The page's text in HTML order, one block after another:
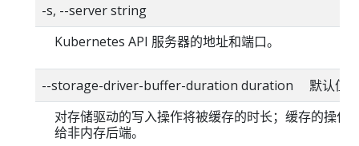
-s, --server string
Kubernetes API 服务器的地址和端口。
--storage-driver-buffer-duration duration 默认值
对存储驱动的写入操作将被缓存的时长；缓存的操作
给非内存后端。